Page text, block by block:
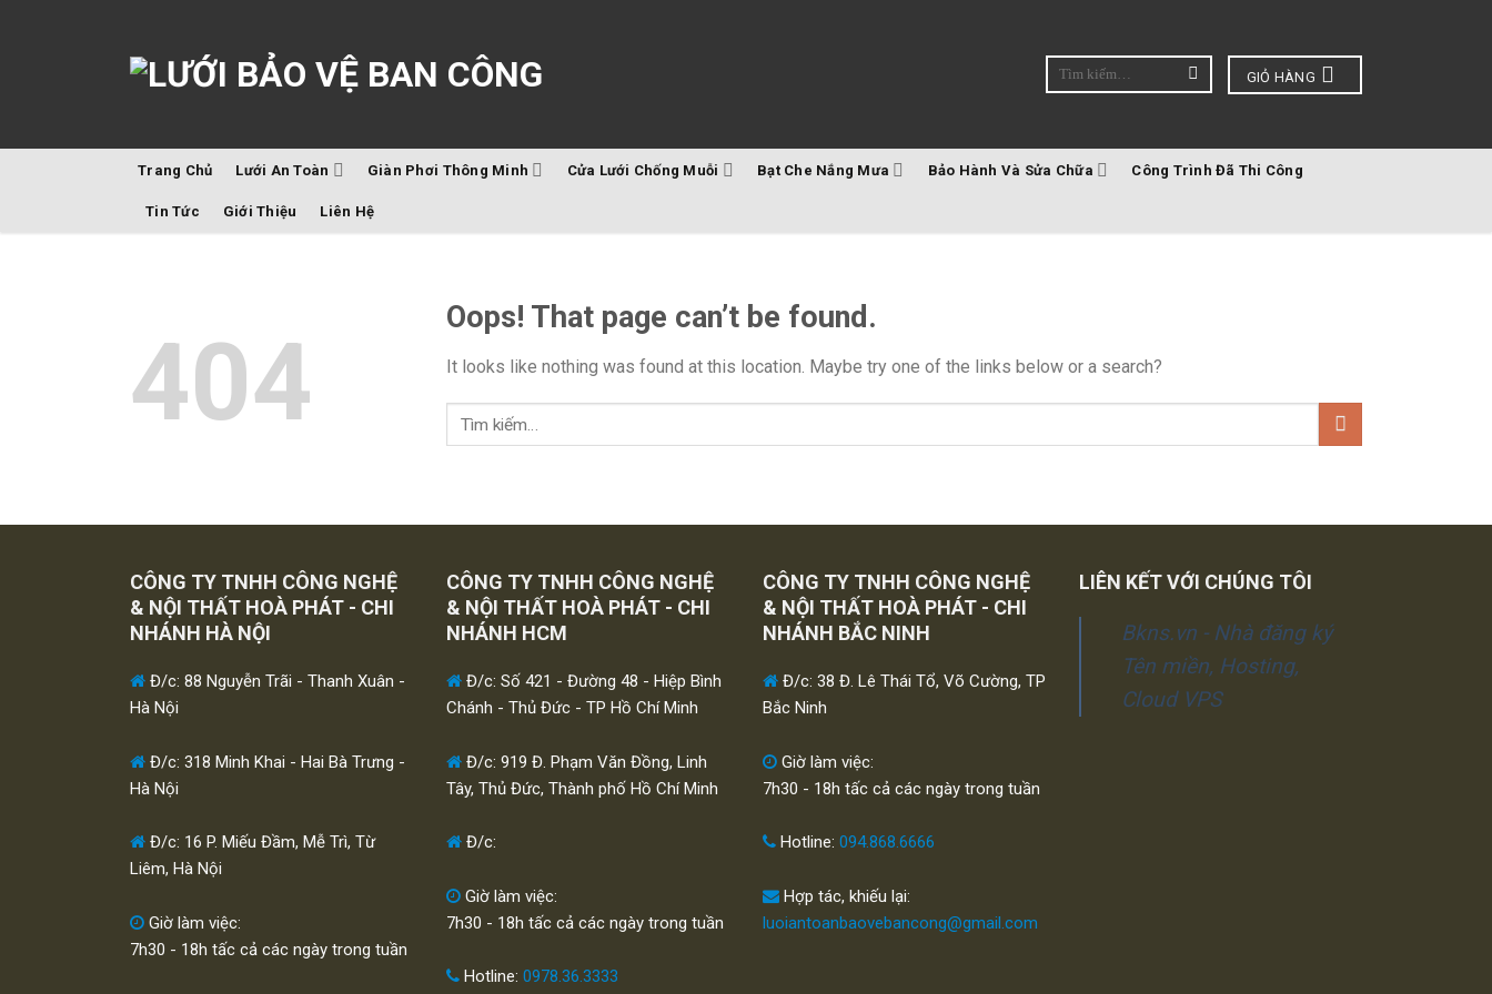
GIỎ HÀNG
Trang Chủ Lưới An Toàn Giàn Phơi Thông Minh Cửa Lưới Chống Muỗi Bạt Che Nắng Mưa Bảo Hành Và Sửa Chữa Công Trình Đã Thi Công
Tin Tức Giới Thiệu Liên Hệ
404
Oops! That page can’t be found.
It looks like nothing was found at this location. Maybe try one of the links below or a search?
CÔNG TY TNHH CÔNG NGHỆ
& NỘI THẤT HOÀ PHÁT - CHI
NHÁNH HÀ NỘI
Đ/c: 88 Nguyễn Trãi - Thanh Xuân -
Hà Nội
Đ/c: 318 Minh Khai - Hai Bà Trưng -
Hà Nội
Đ/c: 16 P. Miếu Đầm, Mễ Trì, Từ
Liêm, Hà Nội
Giờ làm việc:
7h30 - 18h tấc cả các ngày trong tuần
CÔNG TY TNHH CÔNG NGHỆ
& NỘI THẤT HOÀ PHÁT - CHI
NHÁNH HCM
Đ/c: Số 421 - Đường 48 - Hiệp Bình
Chánh - Thủ Đức - TP Hồ Chí Minh
Đ/c: 919 Đ. Phạm Văn Đồng, Linh
Tây, Thủ Đức, Thành phố Hồ Chí Minh
Đ/c:
Giờ làm việc:
7h30 - 18h tấc cả các ngày trong tuần
Hotline: 0978.36.3333
CÔNG TY TNHH CÔNG NGHỆ
& NỘI THẤT HOÀ PHÁT - CHI
NHÁNH BẮC NINH
Đ/c: 38 Đ. Lê Thái Tổ, Võ Cường, TP
Bắc Ninh
Giờ làm việc:
7h30 - 18h tấc cả các ngày trong tuần
Hotline: 094.868.6666
Hợp tác, khiếu lại:
luoiantoanbaovebancong@gmail.com
LIÊN KẾT VỚI CHÚNG TÔI
Bkns.vn - Nhà đăng ký
Tên miền, Hosting,
Cloud VPS